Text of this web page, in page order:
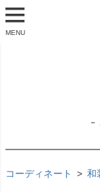
MENU
-
コーディネート 和